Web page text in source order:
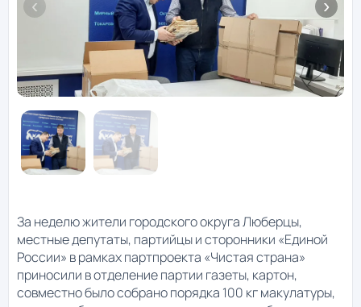
За неделю жители городского округа Люберцы,
местные депутаты, партийцы и сторонники «Единой
России» в рамках партпроекта «Чистая страна»
приносили в отделение партии газеты, картон,
совместно было собрано порядка 100 кг макулатуры,